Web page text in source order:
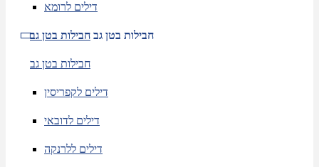
דילים לרומא
חבילות בטן גב חבילות בטן גב
חבילות בטן גב
דילים לקפריסין
דילים לדובאי
דילים ללרנקה